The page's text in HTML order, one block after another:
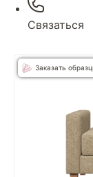
Связаться
Заказать